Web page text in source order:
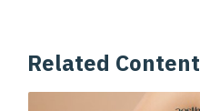
Related Content